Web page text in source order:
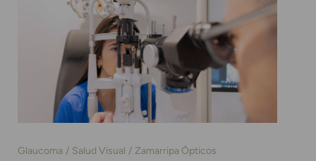
Glaucoma Salud Visual Zamarripa Ópticos